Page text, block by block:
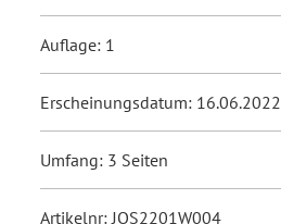
Auflage: 1
Erscheinungsdatum: 16.06.2022
Umfang: 3 Seiten
Artikelnr: JOS2201W004